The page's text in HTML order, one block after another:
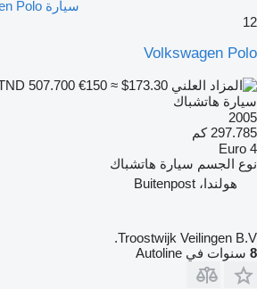
سيارة Volkswagen Polo
12
Volkswagen Polo
€150 ≈ $173.30
سيارة هاتشباك
2005
297.785 كم
Euro 4
نوع الجسم سيارة هاتشباك
هولندا، Buitenpost
Troostwijk Veilingen B.V.
8 سنوات في Autoline